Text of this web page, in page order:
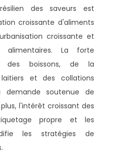
des saveurs est
croissante d'aliments
croissante et
alimentaires. La forte
des boissons, de la
et des collations
soutenue de
l'intérêt croissant des
propre et les
les stratégies de